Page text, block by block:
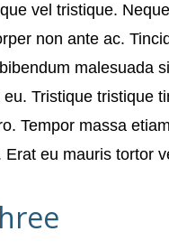
vel tristique.
non ante ac.
malesuada
Tristique tristique
Tempor massa
Erat eu mauris tortor